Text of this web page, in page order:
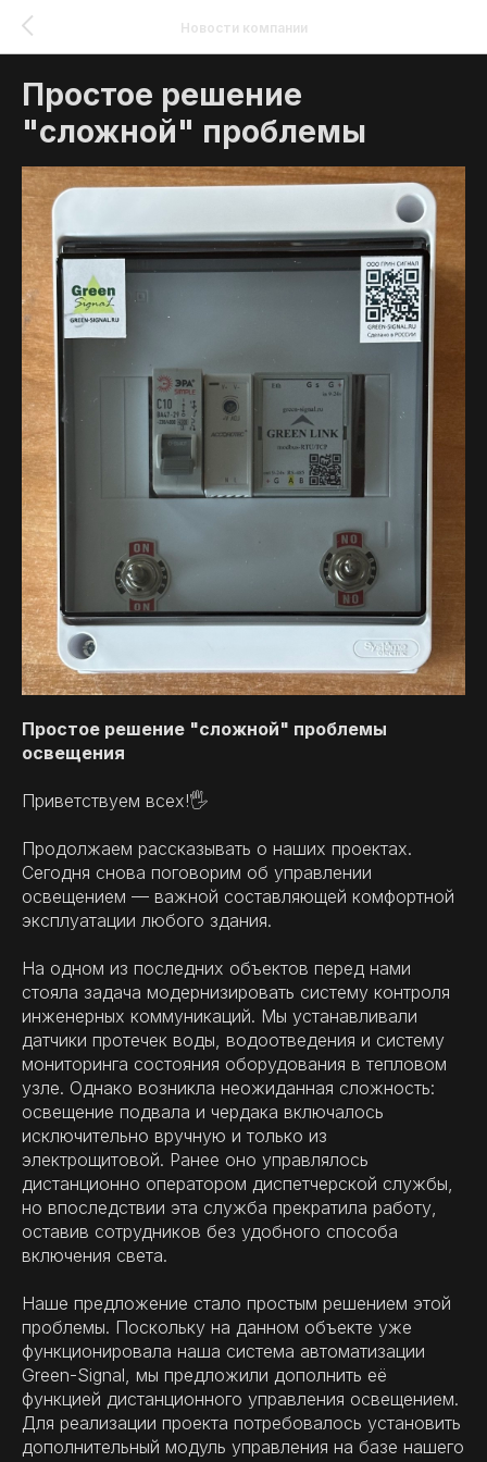
Новости компании
Простое решение
"сложной" проблемы
Простое решение "сложной" проблемы
освещения
Приветствуем всех!🖐
Продолжаем рассказывать о наших проектах.
Сегодня снова поговорим об управлении
освещением — важной составляющей комфортной
эксплуатации любого здания.
На одном из последних объектов перед нами
стояла задача модернизировать систему контроля
инженерных коммуникаций. Мы устанавливали
датчики протечек воды, водоотведения и систему
мониторинга состояния оборудования в тепловом
узле. Однако возникла неожиданная сложность:
освещение подвала и чердака включалось
исключительно вручную и только из
электрощитовой. Ранее оно управлялось
дистанционно оператором диспетчерской службы,
но впоследствии эта служба прекратила работу,
оставив сотрудников без удобного способа
включения света.
Наше предложение стало простым решением этой
проблемы. Поскольку на данном объекте уже
функционировала наша система автоматизации
Green-Signal, мы предложили дополнить её
функцией дистанционного управления освещением.
Для реализации проекта потребовалось установить
дополнительный модуль управления на базе нашего